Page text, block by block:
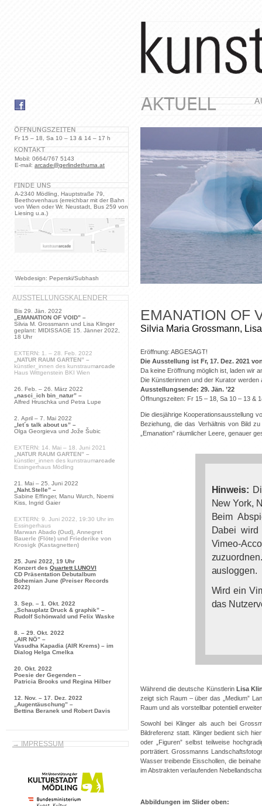
EMANATION OF
Silvia Maria Grossmann,
Eröffnung: ABGESAGT!
Die Ausstellung ist Fr, 17. Dez. 2021
Da keine Eröffnung möglich ist, laden wir
Die Künstlerinnen und der Kurator werden
Ausstellungsende: 29. Jän. ’22
Öffnungszeiten: Fr 15 – 18, Sa 10 – 13 &
Die diesjährige Kooperationsausstellung
Beziehung, die das Verhältnis von Bild
„Emanation” räumlicher Leere, genauer
Hinweis:
New York,
Beim
Dabei
Vimeo-
ausloggen.
Wird ein
das
Während die deutsche Künstlerin Lisa
zeigt sich Raum – über das „Medium”
Raum und als vorstellbar potentiell
Sowohl bei Klinger als auch bei
Bildreferenz statt. Klinger bedient sich
oder „Figuren” selbst teilweise
porträtiert. Grossmanns
Wasser treibende Eisschollen, die
im Abstrakten verlaufenden
Abbildungen im Slider oben:
Fr 15 – 18, Sa 10 – 13 & 14 – 17 h
Mobil: 0664/767 5143
E-mail: arcade@gerlindethuma.at
A-2340 Mödling, Hauptstraße 79,
Beethovenhaus (erreichbar mit der Bahn
von Wien oder Wr. Neustadt, Bus 259 von
Liesing u.a.)
Webdesign: Peperski/Subhash
AUSSTELLUNGSKALENDER
Bis 29. Jän. 2022
„EMANATION OF VOID” –
Silvia M. Grossmann und Lisa Klinger
geplant: MIDISSAGE 15. Jänner 2022,
18 Uhr
EXTERN: 1. – 28. Feb. 2022
„NATUR RAUM GARTEN” –
künstler_innen des kunstraumarcade
Haus Wittgenstein BKI Wien
26. Feb. – 26. März 2022
„nasci_ich bin_natur” –
Alfred Hruschka und Petra Lupe
2. April – 7. Mai 2022
„let´s talk about us” –
Olga Georgieva und Jože Šubic
EXTERN: 14. Mai – 18. Juni 2021
„NATUR RAUM GARTEN” –
künstler_innen des kunstraumarcade
Essingerhaus Mödling
21. Mai – 25. Juni 2022
„Naht.Stelle” –
Sabine Effinger, Manu Wurch, Noemi
Kiss, Ingrid Gaier
EXTERN: 9. Juni 2022, 19:30 Uhr im
Essingerhaus
Marwan Abado (Oud), Annegret
Bauerle (Flöte) und Friederike von
Krosigk (Kastagnetten)
25. Juni 2022, 19 Uhr
Konzert des Quartett LUNOVI
CD Präsentation Debutalbum
Bohemian June (Preiser Records
2022)
3. Sep. – 1. Okt. 2022
„Schauplatz Druck & graphik” –
Rudolf Schönwald und Felix Waske
8. – 29. Okt. 2022
„AIR NÖ” –
Vasudha Kapadia (AIR Krems) – im
Dialog Helga Cmelka
20. Okt. 2022
Poesie der Gegenden –
Patricia Brooks und Regina Hilber
12. Nov. – 17. Dez. 2022
„Augentäuschung” –
Bettina Beranek und Robert Davis
→ IMPRESSUM